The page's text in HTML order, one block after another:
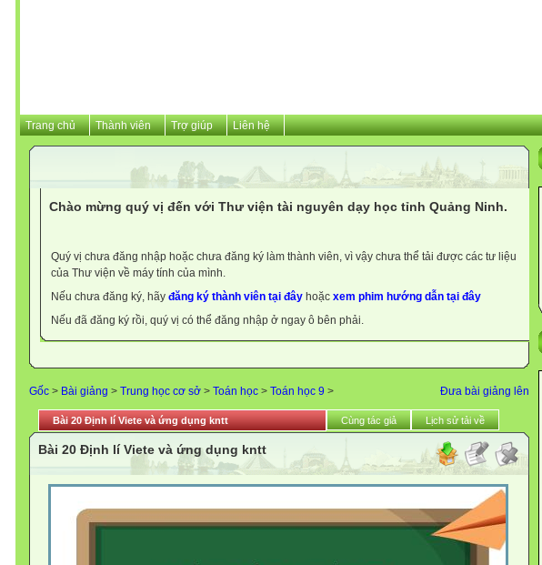
Trang chủ Thành viên Trợ giúp Liên hệ
Chào mừng quý vị đến với Thư viện tài nguyên dạy học tỉnh Quảng Ninh.
Quý vị chưa đăng nhập hoặc chưa đăng ký làm thành viên, vì vậy chưa thể tải được các tư liệu
của Thư viện về máy tính của mình.
Nếu chưa đăng ký, hãy đăng ký thành viên tại đây hoặc xem phim hướng dẫn tại đây
Nếu đã đăng ký rồi, quý vị có thể đăng nhập ở ngay ô bên phải.
Đưa bài giảng lên
Gốc > Bài giảng > Trung học cơ sở > Toán học > Toán học 9 >
Bài 20 Định lí Viete và ứng dụng kntt Cùng tác giả Lịch sử tải về
Bài 20 Định lí Viete và ứng dụng kntt